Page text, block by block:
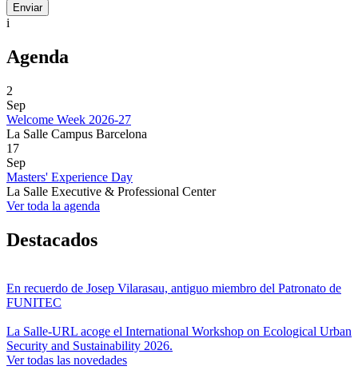
i
Agenda
2
Sep
Welcome Week 2026-27
La Salle Campus Barcelona
17
Sep
Masters' Experience Day
La Salle Executive & Professional Center
Ver toda la agenda
Destacados
En recuerdo de Josep Vilarasau, antiguo miembro del Patronato de
FUNITEC
La Salle-URL acoge el International Workshop on Ecological Urban
Security and Sustainability 2026.
Ver todas las novedades